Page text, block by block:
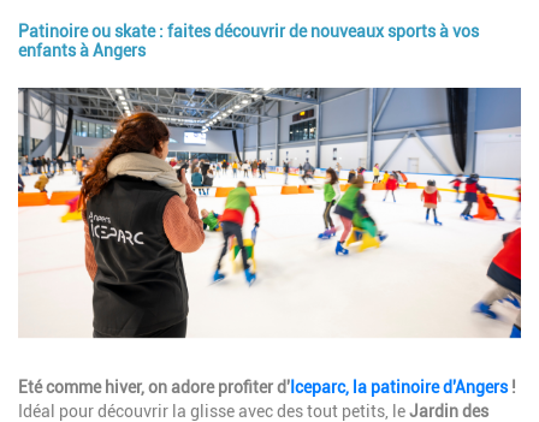
Patinoire ou skate : faites découvrir de nouveaux sports à vos
enfants à Angers
Image
Description
Eté comme hiver, on adore profiter d' Iceparc, la patinoire d'Angers!
Idéal pour découvrir la glisse avec des tout petits, leJardin des